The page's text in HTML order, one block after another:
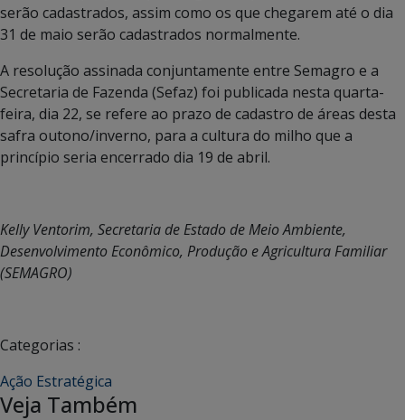
serão cadastrados, assim como os que chegarem até o dia
31 de maio serão cadastrados normalmente.
A resolução assinada conjuntamente entre Semagro e a
Secretaria de Fazenda (Sefaz) foi publicada nesta quarta-
feira, dia 22, se refere ao prazo de cadastro de áreas desta
safra outono/inverno, para a cultura do milho que a
princípio seria encerrado dia 19 de abril.
Kelly Ventorim, Secretaria de Estado de Meio Ambiente,
Desenvolvimento Econômico, Produção e Agricultura Familiar
(SEMAGRO)
Categorias :
Ação Estratégica
Veja Também